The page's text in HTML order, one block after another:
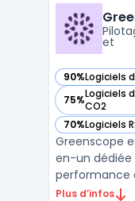
garantissant
pendant au
et
90%Logiciels
— voir
75%Logiciels
CO2
— voir
70%Logiciels
— voir
Greenscope
en-un dédiée
performance
réglementaire
Plus d’infos